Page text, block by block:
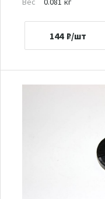
144 ₽/шт